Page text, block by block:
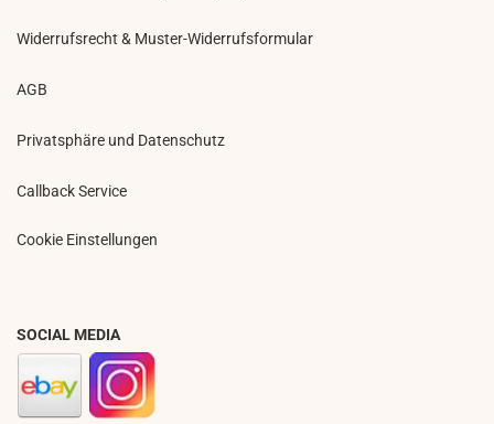
Widerrufsrecht & Muster-Widerrufsformular
AGB
Privatsphäre und Datenschutz
Callback Service
Cookie Einstellungen
SOCIAL MEDIA